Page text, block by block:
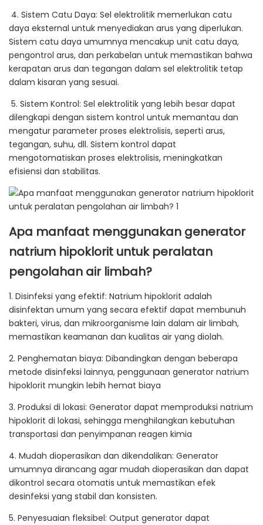
4. Sistem Catu Daya: Sel elektrolitik memerlukan catu
daya eksternal untuk menyediakan arus yang diperlukan.
Sistem catu daya umumnya mencakup unit catu daya,
pengontrol arus, dan perkabelan untuk memastikan bahwa
kerapatan arus dan tegangan dalam sel elektrolitik tetap
dalam kisaran yang sesuai.
5. Sistem Kontrol: Sel elektrolitik yang lebih besar dapat
dilengkapi dengan sistem kontrol untuk memantau dan
mengatur parameter proses elektrolisis, seperti arus,
tegangan, suhu, dll. Sistem kontrol dapat
mengotomatiskan proses elektrolisis, meningkatkan
efisiensi dan stabilitas.
Apa manfaat menggunakan generator
natrium hipoklorit untuk peralatan
pengolahan air limbah?
1. Disinfeksi yang efektif: Natrium hipoklorit adalah
disinfektan umum yang secara efektif dapat membunuh
bakteri, virus, dan mikroorganisme lain dalam air limbah,
memastikan keamanan dan kualitas air yang diolah.
2. Penghematan biaya: Dibandingkan dengan beberapa
metode disinfeksi lainnya, penggunaan generator natrium
hipoklorit mungkin lebih hemat biaya
3. Produksi di lokasi: Generator dapat memproduksi natrium
hipoklorit di lokasi, sehingga menghilangkan kebutuhan
transportasi dan penyimpanan reagen kimia
4. Mudah dioperasikan dan dikendalikan: Generator
umumnya dirancang agar mudah dioperasikan dan dapat
dikontrol secara otomatis untuk memastikan efek
desinfeksi yang stabil dan konsisten.
5. Penyesuaian fleksibel: Output generator dapat